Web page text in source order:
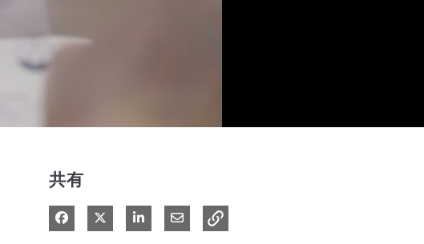
共有
Facebook で共有
Xで共有する
LinkedIn で共有電子メールで共有